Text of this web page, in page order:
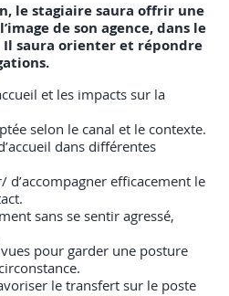
le stagiaire saura offrir une
de son agence, dans le
saura orienter et répondre
et les impacts sur la
selon le canal et le contexte.
dans différentes
d’accompagner efficacement le
sans se sentir agressé,
pour garder une posture
le transfert sur le poste